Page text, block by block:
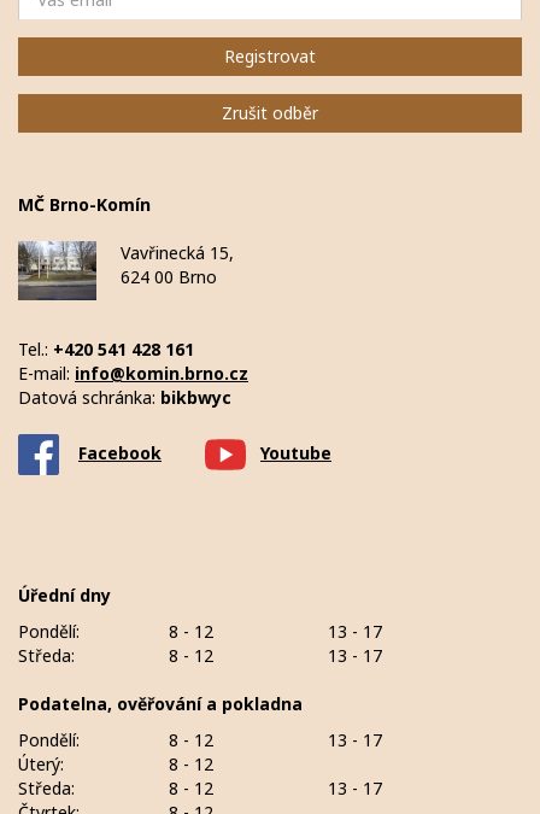
Registrovat
Zrušit odběr
MČ Brno-Komín
Vavřinecká 15,
624 00 Brno
Tel.: +420 541 428 161
E-mail: info@komin.brno.cz
Datová schránka: bikbwyc
Facebook Youtube
Úřední dny
Pondělí:
8 - 12
13 - 17
Středa:
8 - 12 13 - 17
Podatelna, ověřování a pokladna
Pondělí:
8 - 12
13 - 17
Úterý:
8 - 12
Středa:
8 - 12
13 - 17